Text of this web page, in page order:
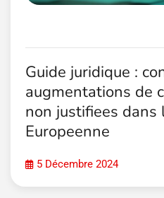
Guide juridique :
augmentations de
non justifiees dans
Europeenne
5 Décembre 2024